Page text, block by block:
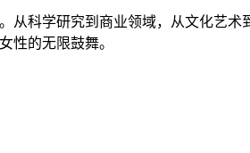
从科学研究到商业领域，从文化艺
性的无限鼓舞。